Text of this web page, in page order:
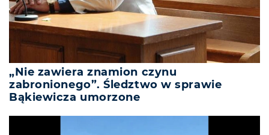
„Nie zawiera znamion czynu
zabronionego”. Śledztwo w sprawie
Bąkiewicza umorzone